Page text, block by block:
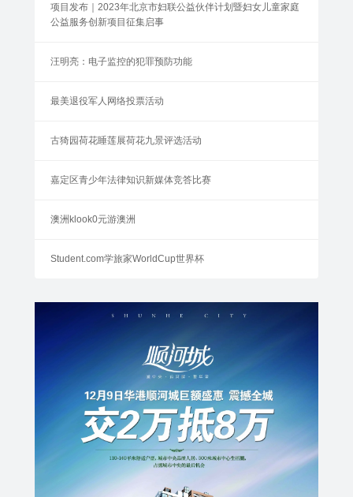
项目发布｜2023年北京市妇联公益伙伴计划暨妇女儿童家庭
公益服务创新项目征集启事
汪明亮：电子监控的犯罪预防功能
最美退役军人网络投票活动
古猗园荷花睡莲展荷花九景评选活动
嘉定区青少年法律知识新媒体竞答比赛
澳洲klook0元游澳洲
Student.com学旅家WorldCup世界杯